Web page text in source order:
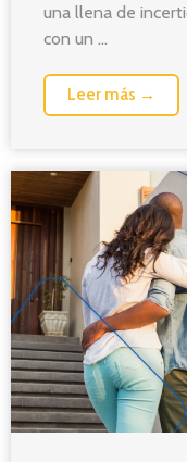
una llena de
con un ...
Leer más →